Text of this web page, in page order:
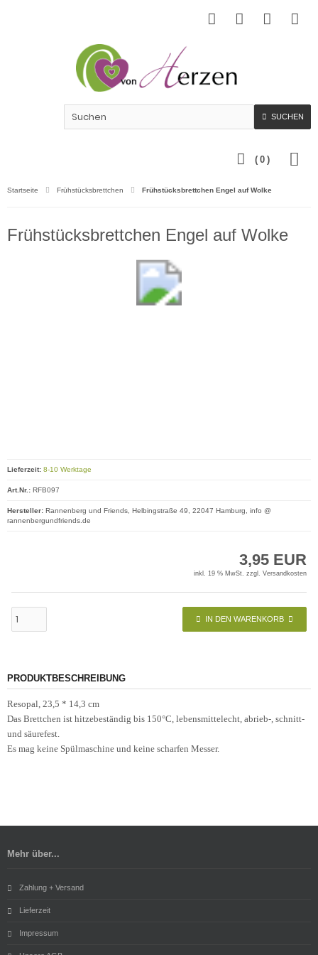
SUCHEN
( 0 )
Startseite Frühstücksbrettchen Frühstücksbrettchen Engel auf Wolke
Frühstücksbrettchen Engel auf Wolke
3,95 EUR
inkl. 19 % MwSt. zzgl. Versandkosten
IN DEN WARENKORB
Lieferzeit: 8-10 Werktage
Art.Nr.: RFB097
Hersteller: Rannenberg und Friends, Helbingstraße 49, 22047 Hamburg, info @
rannenbergundfriends.de
PRODUKTBESCHREIBUNG
Resopal, 23,5 * 14,3 cm
Das Brettchen ist hitzebeständig bis 150°C, lebensmittelecht, abrieb-, schnitt-
und säurefest.
Es mag keine Spülmaschine und keine scharfen Messer.
Mehr über...
Zahlung + Versand
Lieferzeit
Impressum